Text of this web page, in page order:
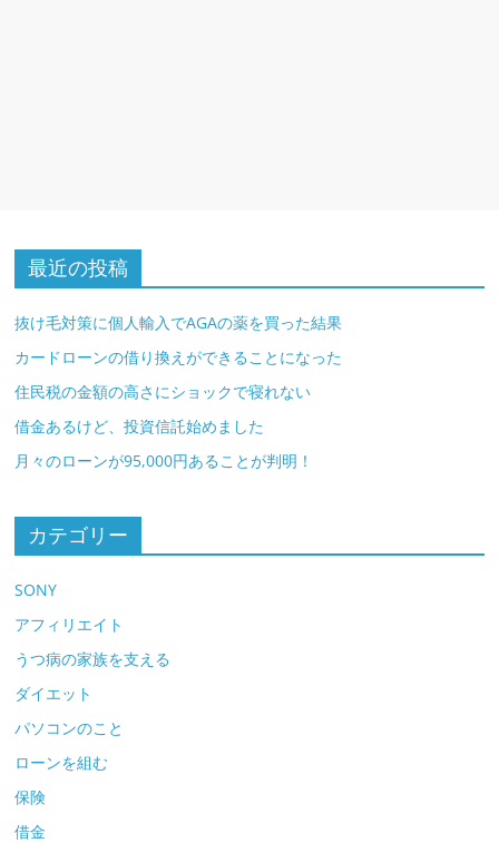
最近の投稿
抜け毛対策に個人輸入でAGAの薬を買った結果
カードローンの借り換えができることになった
住民税の金額の高さにショックで寝れない
借金あるけど、投資信託始めました
月々のローンが95,000円あることが判明！
カテゴリー
SONY
アフィリエイト
うつ病の家族を支える
ダイエット
パソコンのこと
ローンを組む
保険
借金